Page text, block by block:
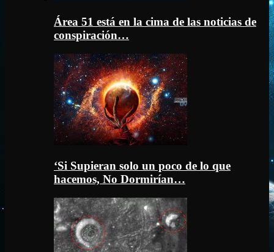
Área 51 está en la cima de las noticias de
conspiración…
‘Si Supieran solo un poco de lo que
hacemos, No Dormirían…